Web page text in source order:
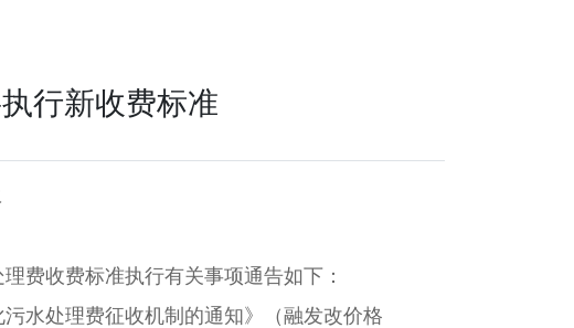
行新收费标准
费收费标准执行有关事项通告如下：
水处理费征收机制的通知》（融发改价格